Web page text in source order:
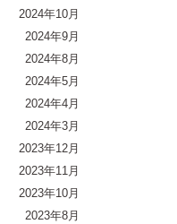
2024年10月
2024年9月
2024年8月
2024年5月
2024年4月
2024年3月
2023年12月
2023年11月
2023年10月
2023年8月